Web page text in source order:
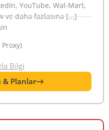
YouTube, Wal-Mart,
ve daha fazlasına [...]
Bilgi
& Planlar